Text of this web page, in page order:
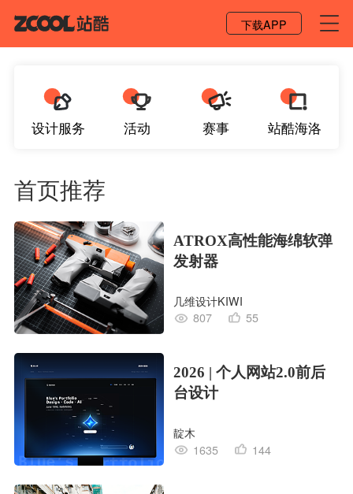
下载APP
设计服务 活动 赛事 站酷海洛
首页推荐
ATROX高性能海绵软弹
发射器
几维设计KIWI
807
55
2026 | 个人网站2.0前后
台设计
靛木
1635
144